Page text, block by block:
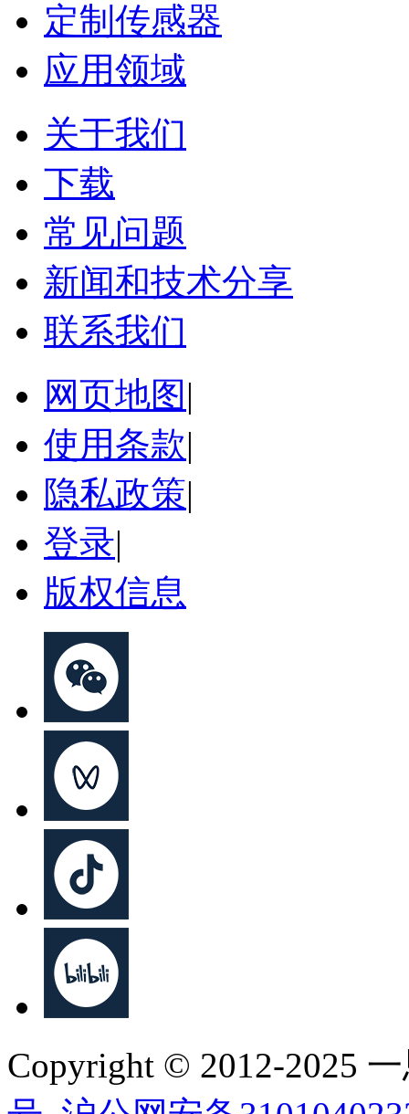
定制传感器
应用领域
关于我们
下载
常见问题
新闻和技术分享
联系我们
网页地图 |
使用条款|
隐私政策|
登录|
版权信息
Copyright © 2012-2025